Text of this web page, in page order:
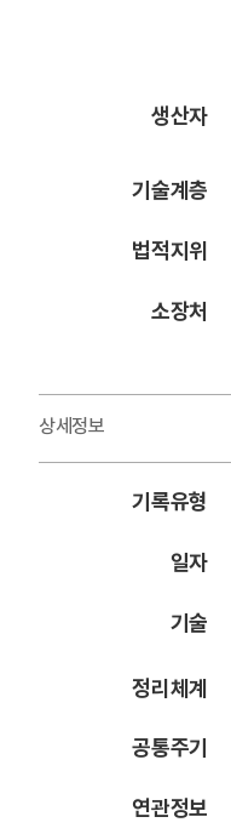
생산자
기술계층
법적지위
소장처
상세정보
기록유형
일자
기술
정리체계
공통주기
연관정보